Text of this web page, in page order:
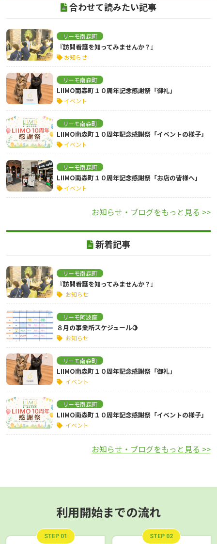
合わせて読みたい記事
リーモ南森町
『訪問看護を知ってみませんか？』
お知らせ
リーモ南森町
LIIMO南森町１０周年記念感謝祭「御礼」
イベント
リーモ南森町
LIIMO南森町１０周年記念感謝祭「イベントの様子」
イベント
リーモ南森町
LIIMO南森町１０周年記念感謝祭「お店の皆様へ」
イベント
お知らせ・ブログをもっと見る >>
新着記事
リーモ南森町
『訪問看護を知ってみませんか？』
お知らせ
リーモ阿波座
８月の事業所スケジュール🍋
お知らせ
リーモ南森町
LIIMO南森町１０周年記念感謝祭「御礼」
イベント
リーモ南森町
LIIMO南森町１０周年記念感謝祭「イベントの様子」
イベント
お知らせ・ブログをもっと見る >>
利用開始までの流れ
STEP 01 STEP 02